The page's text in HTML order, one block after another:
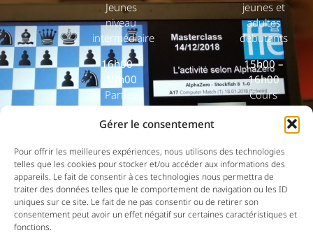
Gérer le consentement
Pour offrir les meilleures expériences, nous utilisons des technologies
telles que les cookies pour stocker et/ou accéder aux informations des
appareils. Le fait de consentir à ces technologies nous permettra de
traiter des données telles que le comportement de navigation ou les ID
uniques sur ce site. Le fait de ne pas consentir ou de retirer son
consentement peut avoir un effet négatif sur certaines caractéristiques et
fonctions.
Jeunes
niveau
intermédiaire
16h00 –
18h00
Parties
libres
20h00
Cours en
zoom
jeunes et
adultes
débutants
15h00 –
16h00
Cours
jeunes et
16h00 –
18h00
Parties
libres